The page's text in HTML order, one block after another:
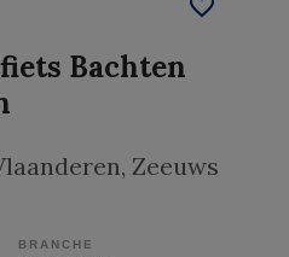
Bachten
, Zeeuws
BRANCHE